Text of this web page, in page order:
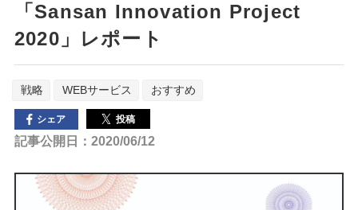
「Sansan Innovation Project
2020」レポート
戦略 WEBサービス おすすめ
シェア 投稿
記事公開日：2020/06/12